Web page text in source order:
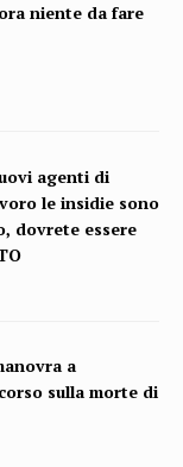
niente da fare
agenti di
le insidie sono
dovrete essere
a
sulla morte di